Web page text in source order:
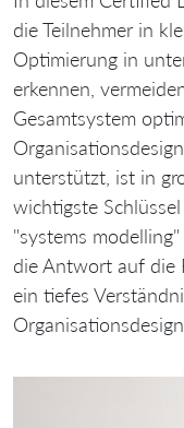
die Teilnehmer in
Optimierung in
erkennen,
Gesamtsystem
unterstützt, ist in
wichtigste
"systems
die Antwort auf die
ein tiefes
Organisationsdesign